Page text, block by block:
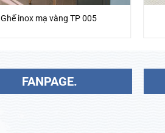
Ghế inox mạ vàng TP 005
FANPAGE.